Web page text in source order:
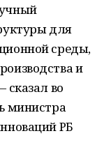
для
среды,
и
сказал во
министра
РБ